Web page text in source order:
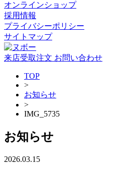
オンラインショップ
採用情報
プライバシーポリシー
サイトマップ
来店受取注文 お問い合わせ
TOP
>
お知らせ
>
IMG_5735
お知らせ
2026.03.15